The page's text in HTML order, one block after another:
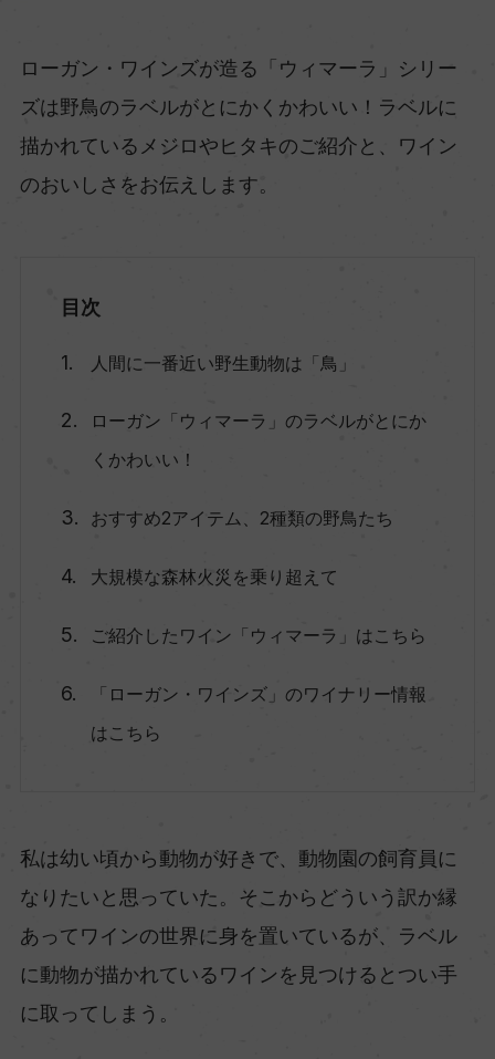
ローガン・ワインズが造る「ウィマーラ」シリー
ズは野鳥のラベルがとにかくかわいい！ラベルに
描かれているメジロやヒタキのご紹介と、ワイン
のおいしさをお伝えします。
目次
人間に一番近い野生動物は「鳥」
ローガン「ウィマーラ」のラベルがとにか
くかわいい！
おすすめ2アイテム、2種類の野鳥たち
大規模な森林火災を乗り超えて
ご紹介したワイン「ウィマーラ」はこちら
「ローガン・ワインズ」のワイナリー情報
はこちら
私は幼い頃から動物が好きで、動物園の飼育員に
なりたいと思っていた。そこからどういう訳か縁
あってワインの世界に身を置いているが、ラベル
に動物が描かれているワインを見つけるとつい手
に取ってしまう。